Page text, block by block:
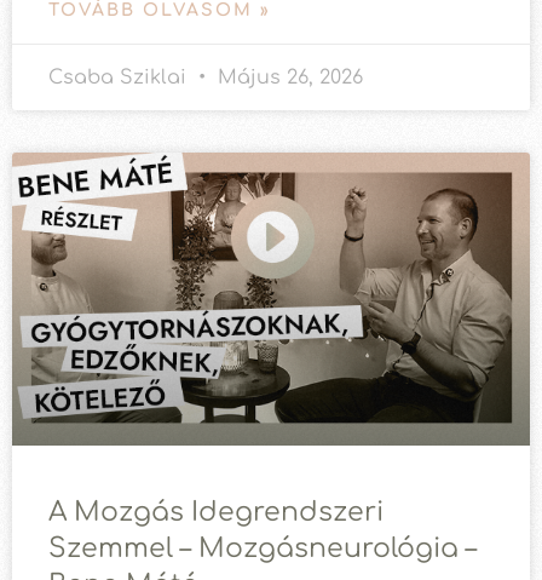
TOVÁBB OLVASOM »
Csaba Sziklai Május 26, 2026
A Mozgás Idegrendszeri
Szemmel – Mozgásneurológia –